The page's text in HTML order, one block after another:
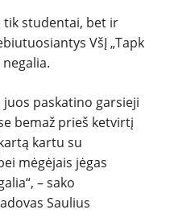
tik studentai, bet ir
VšĮ „Tapk
paskatino garsieji
bemaž prieš ketvirtį
kartu su
mėgėjais jėgas
– sako
Saulius